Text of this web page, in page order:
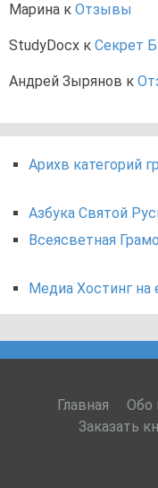
Марина к Отзывы
StudyDocx к Секрет
Андрей Зырянов к
Арихв категорий
Азбука Святой
Всеясветная
Медиа Хостинг на
Главная Обо
Заказать